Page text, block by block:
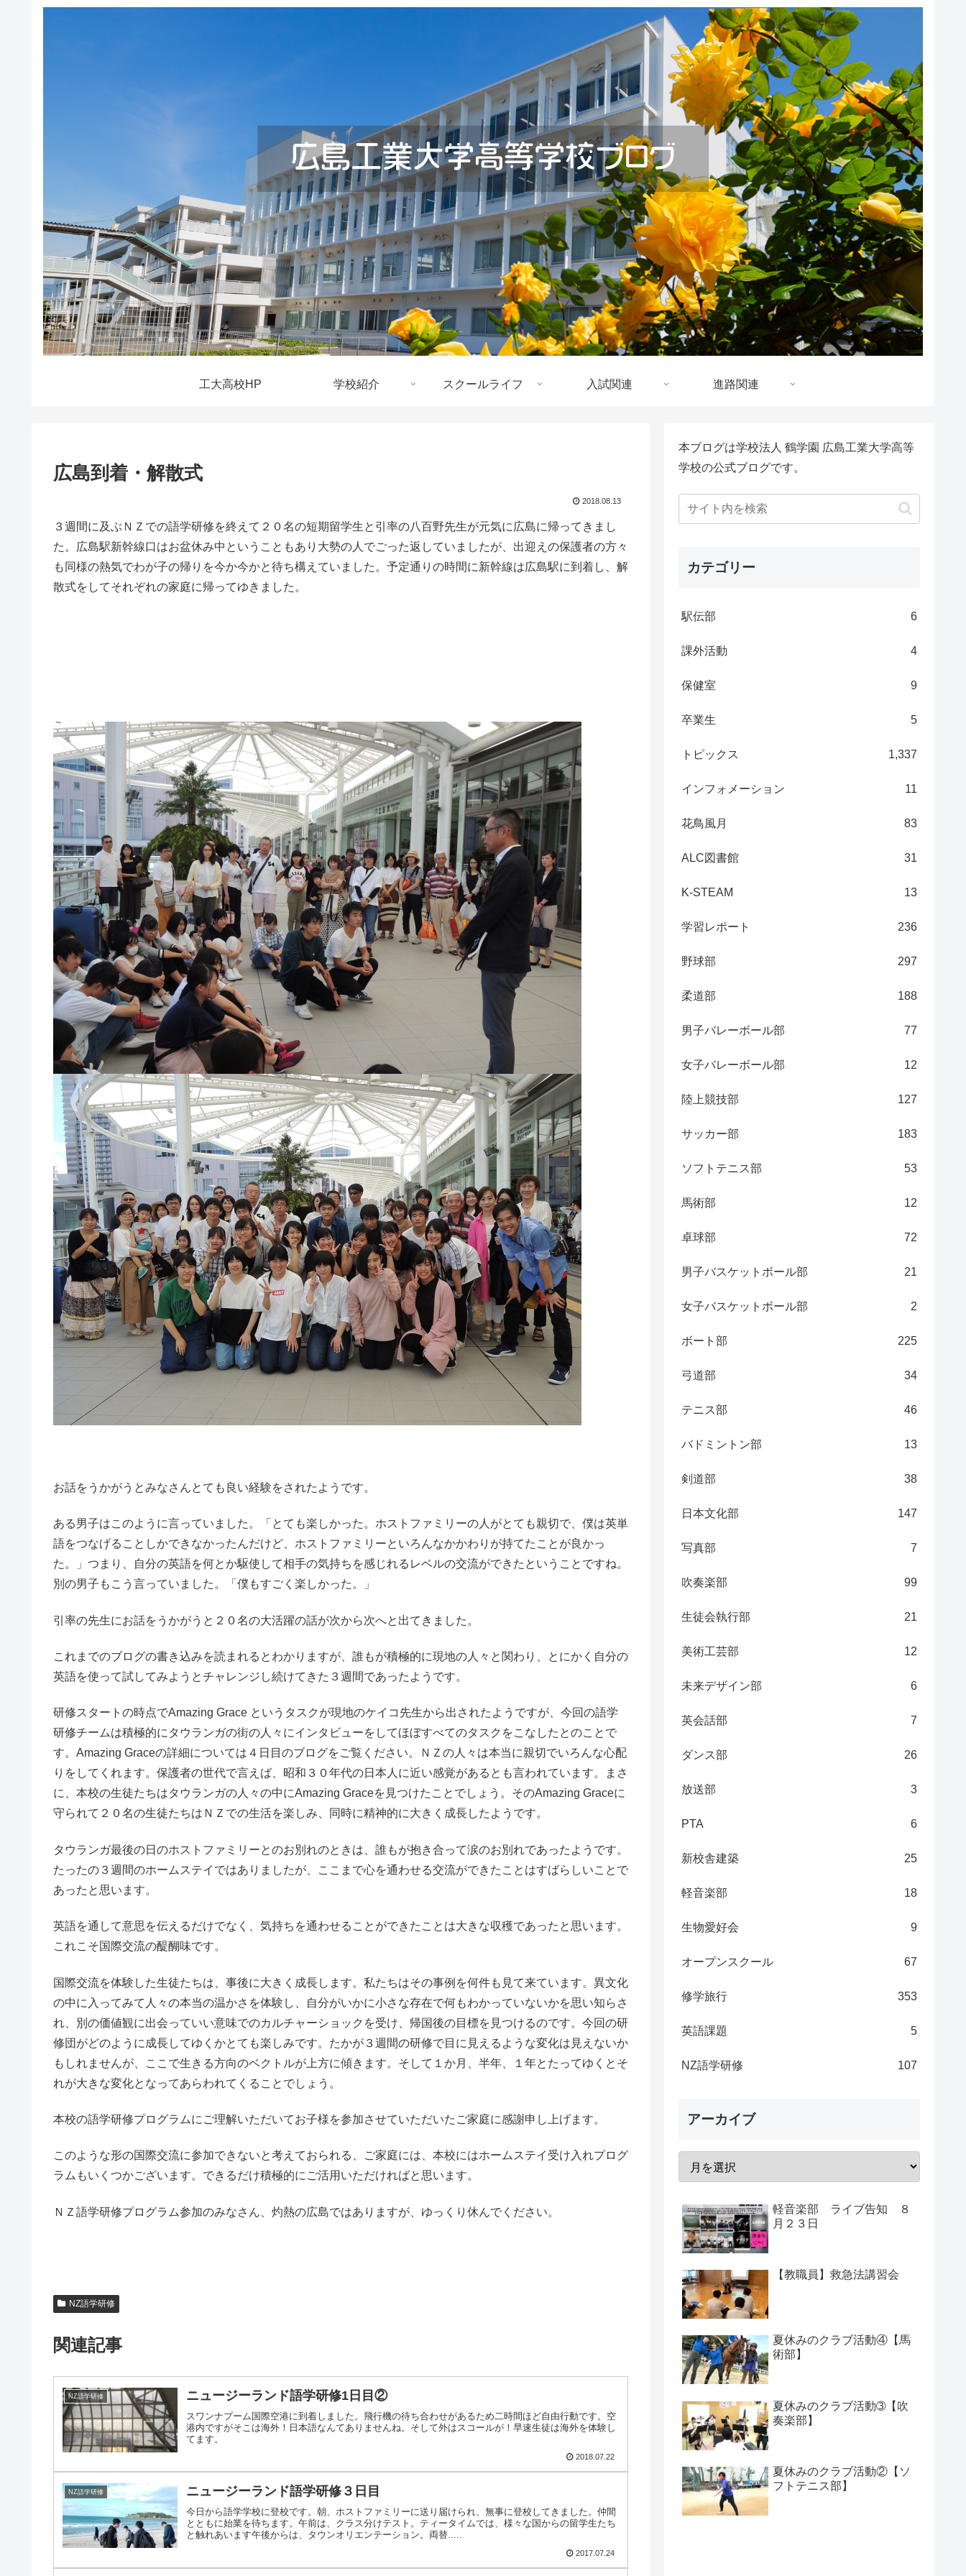
工大高校HP 学校紹介 スクールライフ 入試関連 進路関連
広島到着・解散式
2018.08.13
３週間に及ぶＮＺでの語学研修を終えて２０名の短期留学生と引率の八百野先生が元気に広島に帰ってきまし
た。広島駅新幹線口はお盆休み中ということもあり大勢の人でごった返していましたが、出迎えの保護者の方々
も同様の熱気でわが子の帰りを今か今かと待ち構えていました。予定通りの時間に新幹線は広島駅に到着し、解
散式をしてそれぞれの家庭に帰ってゆきました。
お話をうかがうとみなさんとても良い経験をされたようです。
ある男子はこのように言っていました。「とても楽しかった。ホストファミリーの人がとても親切で、僕は英単
語をつなげることしかできなかったんだけど、ホストファミリーといろんなかかわりが持てたことが良かっ
た。」つまり、自分の英語を何とか駆使して相手の気持ちを感じれるレベルの交流ができたということですね。
別の男子もこう言っていました。「僕もすごく楽しかった。」
引率の先生にお話をうかがうと２０名の大活躍の話が次から次へと出てきました。
これまでのブログの書き込みを読まれるとわかりますが、誰もが積極的に現地の人々と関わり、とにかく自分の
英語を使って試してみようとチャレンジし続けてきた３週間であったようです。
研修スタートの時点でAmazing Grace というタスクが現地のケイコ先生から出されたようですが、今回の語学
研修チームは積極的にタウランガの街の人々にインタビューをしてほぼすべてのタスクをこなしたとのことで
す。Amazing Graceの詳細については４日目のブログをご覧ください。ＮＺの人々は本当に親切でいろんな心配
りをしてくれます。保護者の世代で言えば、昭和３０年代の日本人に近い感覚があるとも言われています。まさ
に、本校の生徒たちはタウランガの人々の中にAmazing Graceを見つけたことでしょう。そのAmazing Graceに
守られて２０名の生徒たちはＮＺでの生活を楽しみ、同時に精神的に大きく成長したようです。
タウランガ最後の日のホストファミリーとのお別れのときは、誰もが抱き合って涙のお別れであったようです。
たったの３週間のホームステイではありましたが、ここまで心を通わせる交流ができたことはすばらしいことで
あったと思います。
英語を通して意思を伝えるだけでなく、気持ちを通わせることができたことは大きな収穫であったと思います。
これこそ国際交流の醍醐味です。
国際交流を体験した生徒たちは、事後に大きく成長します。私たちはその事例を何件も見て来ています。異文化
の中に入ってみて人々の本当の温かさを体験し、自分がいかに小さな存在で何もわかっていないかを思い知らさ
れ、別の価値観に出会っていい意味でのカルチャーショックを受け、帰国後の目標を見つけるのです。今回の研
修団がどのように成長してゆくかとても楽しみです。たかが３週間の研修で目に見えるような変化は見えないか
もしれませんが、ここで生きる方向のベクトルが上方に傾きます。そして１か月、半年、１年とたってゆくとそ
れが大きな変化となってあらわれてくることでしょう。
本校の語学研修プログラムにご理解いただいてお子様を参加させていただいたご家庭に感謝申し上げます。
このような形の国際交流に参加できないと考えておられる、ご家庭には、本校にはホームステイ受け入れプログ
ラムもいくつかございます。できるだけ積極的にご活用いただければと思います。
ＮＺ語学研修プログラム参加のみなさん、灼熱の広島ではありますが、ゆっくり休んでください。
NZ語学研修
関連記事
NZ語学研修 ニュージーランド語学研修1日目②
スワンナプーム国際空港に到着しました。飛行機の待ち合わせがあるため二時間ほど自由行動です。空
港内ですがそこは海外！日本語なんてありませんね。そして外はスコールが！早速生徒は海外を体験し
てます。
2018.07.22
NZ語学研修 ニュージーランド語学研修３日目
今日から語学学校に登校です。朝、ホストファミリーに送り届けられ、無事に登校してきました。仲間
とともに始業を待ちます。午前は、クラス分けテスト。ティータイムでは、様々な国からの留学生たち
と触れあいます午後からは、タウンオリエンテーション。両替.....
2017.07.24
本ブログは学校法人 鶴学園 広島工業大学高等
学校の公式ブログです。
カテゴリー
駅伝部 6
課外活動 4
保健室 9
卒業生 5
トピックス 1,337
インフォメーション 11
花鳥風月 83
ALC図書館 31
K-STEAM 13
学習レポート 236
野球部 297
柔道部 188
男子バレーボール部 77
女子バレーボール部 12
陸上競技部 127
サッカー部 183
ソフトテニス部 53
馬術部 12
卓球部 72
男子バスケットボール部 21
女子バスケットボール部 2
ボート部 225
弓道部 34
テニス部 46
バドミントン部 13
剣道部 38
日本文化部 147
写真部 7
吹奏楽部 99
生徒会執行部 21
美術工芸部 12
未来デザイン部 6
英会話部 7
ダンス部 26
放送部 3
PTA 6
新校舎建築 25
軽音楽部 18
生物愛好会 9
オープンスクール 67
修学旅行 353
英語課題 5
NZ語学研修 107
アーカイブ
軽音楽部 ライブ告知 ８
月２３日
【教職員】救急法講習会
夏休みのクラブ活動④【馬
術部】
夏休みのクラブ活動➂【吹
奏楽部】
夏休みのクラブ活動②【ソ
フトテニス部】